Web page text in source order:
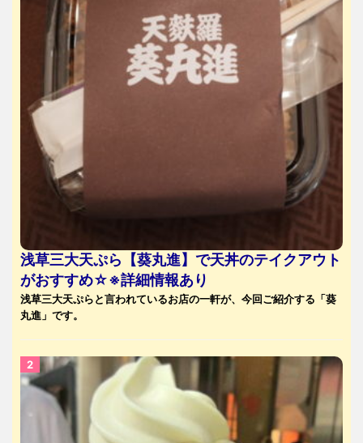
浅草三大天ぷら【葵丸進】で天丼のテイクアウト
がおすすめ☆※詳細情報あり
浅草三大天ぷらと言われているお店の一軒が、今回ご紹介する「葵
丸進」です。